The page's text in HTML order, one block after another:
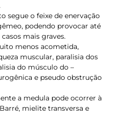
segue o feixe de enervação
podendo provocar até
mais graves.
menos acometida,
muscular, paralisia dos
do músculo do –
e pseudo obstrução
a medula pode ocorrer à
mielite transversa e